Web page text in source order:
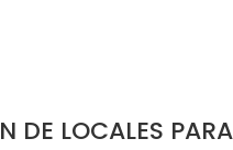
LOCALES